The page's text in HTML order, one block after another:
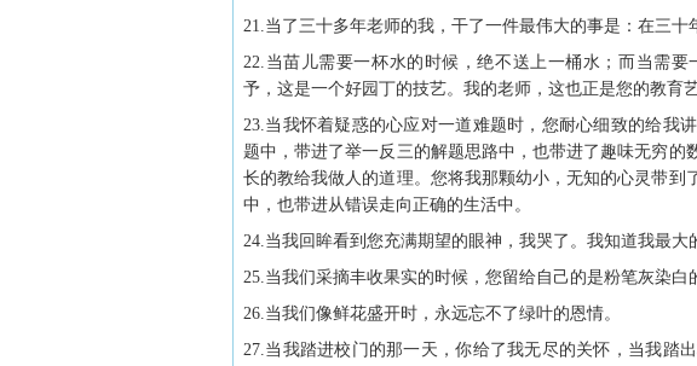
21.当了三十多年老师的我，干了一件最伟大的事是：在三十
22.当苗儿需要一杯水的时候，绝不送上一桶水；而当需
予，这是一个好园丁的技艺。我的老师，这也正是您的教育艺
23.当我怀着疑惑的心应对一道难题时，您耐心细致的给我
题中，带进了举一反三的解题思路中，也带进了趣味无穷
长的教给我做人的道理。您将我那颗幼小，无知的心灵带
中，也带进从错误走向正确的生活中。
24.当我回眸看到您充满期望的眼神，我哭了。我知道我最大
25.当我们采摘丰收果实的时候，您留给自己的是粉笔灰染
26.当我们像鲜花盛开时，永远忘不了绿叶的恩情。
27.当我踏进校门的那一天，你给了我无尽的关怀，当我踏